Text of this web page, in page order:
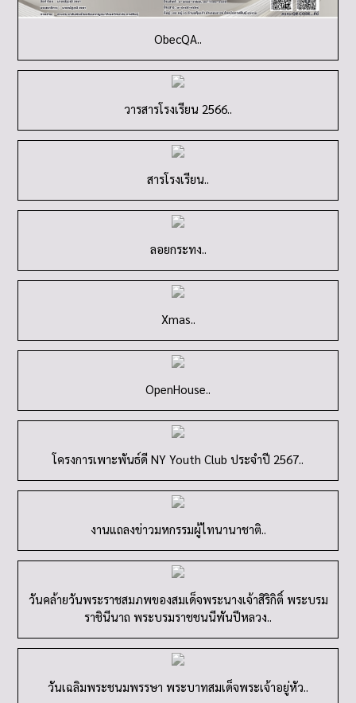
ObecQA..
วารสารโรงเรียน 2566..
สารโรงเรียน..
ลอยกระทง..
Xmas..
OpenHouse..
โครงการเพาะพันธ์ดี NY Youth Club ประจำปี 2567..
งานแถลงข่าวมหกรรมผู้ไทนานาชาติ..
วันคล้ายวันพระราชสมภพของสมเด็จพระนางเจ้าสิริกิติ์ พระบรม
ราชินีนาถ พระบรมราชชนนีพันปีหลวง..
วันเฉลิมพระชนมพรรษา พระบาทสมเด็จพระเจ้าอยู่หัว..